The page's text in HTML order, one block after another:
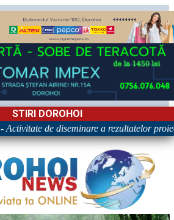
STIRI DOROHOI
de diseminare a rezultatelor